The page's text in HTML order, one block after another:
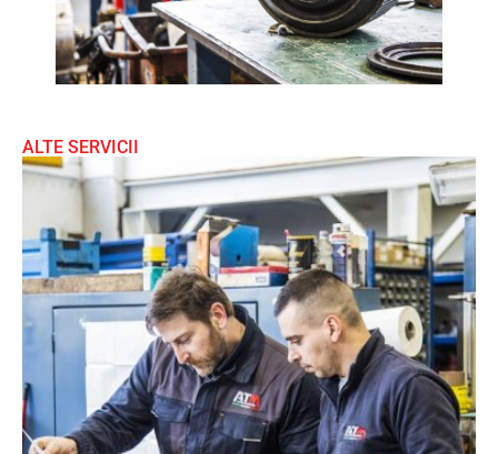
ALTE SERVICII